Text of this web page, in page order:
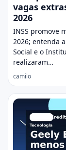
vagas
2026
INSS promove
2026; entenda
Social e o
realizaram…
camilo